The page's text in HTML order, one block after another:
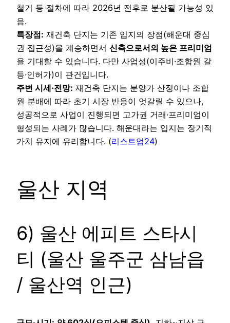
철거 등 절차에 따라 2026년 전후로 분산될 가능성 있
음.
특장점: 재건축 단지는 기존 입지의 장점(해운대 중심
권 접근성)을 계승하면서 신축으로서의 높은 프리미엄
을 기대할 수 있습니다. 다만 사업성(이주비·조합원 갈
등·인허가)이 관건입니다.
주변 시세·전망: 재건축 단지는 분양가 산정이나 조합
원 분배에 따라 초기 시장 반응이 엇갈릴 수 있으나,
성공적으로 사업이 진행되면 고가권 거래·프리미엄이
형성되는 사례가 많습니다. 해운대라는 입지는 장기적
가치 유지에 유리합니다. (리스트업24)
울산 지역
6) 울산 에피트 스타시
티 (울산 울주군 삼남읍
/ 울산역 인근)